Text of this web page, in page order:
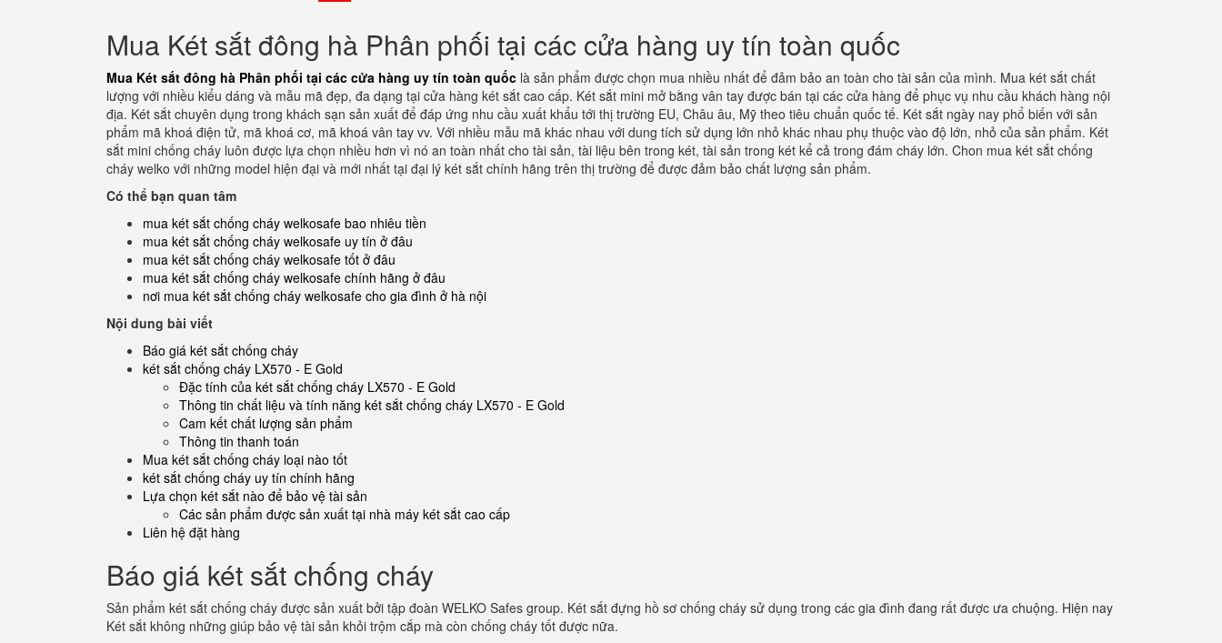
Mua Két sắt đông hà Phân phối tại các cửa hàng uy tín toàn quốc
Mua Két sắt đông hà Phân phối tại các cửa hàng uy tín toàn quốc là sản phẩm được chọn mua nhiều nhất để đảm bảo an toàn cho tài sản của mình. Mua két sắt chất
lượng với nhiều kiểu dáng và mẫu mã đẹp, đa dạng tại cửa hàng két sắt cao cấp. Két sắt mini mở bằng vân tay được bán tại các cửa hàng để phục vụ nhu cầu khách hàng nội
địa. Két sắt chuyên dụng trong khách sạn sản xuất để đáp ứng nhu cầu xuất khẩu tới thị trường EU, Châu âu, Mỹ theo tiêu chuẩn quốc tế. Két sắt ngày nay phổ biến với sản
phẩm mã khoá điện tử, mã khoá cơ, mã khoá vân tay vv. Với nhiều mẫu mã khác nhau với dung tích sử dụng lớn nhỏ khác nhau phụ thuộc vào độ lớn, nhỏ của sản phẩm. Két
sắt mini chống cháy luôn được lựa chọn nhiều hơn vì nó an toàn nhất cho tài sản, tài liệu bên trong két, tài sản trong két kể cả trong đám cháy lớn. Chon mua két sắt chống
cháy welko với những model hiện đại và mới nhất tại đại lý két sắt chính hãng trên thị trường để được đảm bảo chất lượng sản phẩm.
Có thể bạn quan tâm
mua két sắt chống cháy welkosafe bao nhiêu tiền
mua két sắt chống cháy welkosafe uy tín ở đâu
mua két sắt chống cháy welkosafe tốt ở đâu
mua két sắt chống cháy welkosafe chính hãng ở đâu
nơi mua két sắt chống cháy welkosafe cho gia đình ở hà nội
Nội dung bài viết
Báo giá két sắt chống cháy
két sắt chống cháy LX570 - E Gold
Đặc tính của két sắt chống cháy LX570 - E Gold
Thông tin chất liệu và tính năng két sắt chống cháy LX570 - E Gold
Cam kết chất lượng sản phẩm
Thông tin thanh toán
Mua két sắt chống cháy loại nào tốt
két sắt chống cháy uy tín chính hãng
Lựa chọn két sắt nào để bảo vệ tài sản
Các sản phẩm được sản xuất tại nhà máy két sắt cao cấp
Liên hệ đặt hàng
Báo giá két sắt chống cháy
Sản phẩm két sắt chống cháy được sản xuất bởi tập đoàn WELKO Safes group. Két sắt đựng hồ sơ chống cháy sử dụng trong các gia đình đang rất được ưa chuộng. Hiện nay
Két sắt không những giúp bảo vệ tài sản khỏi trộm cắp mà còn chống cháy tốt được nữa.